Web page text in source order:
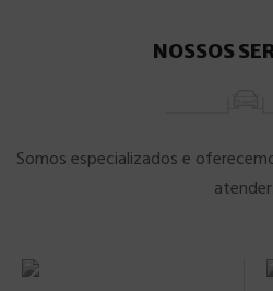
NOSSOS
Somos especializados e
atender.